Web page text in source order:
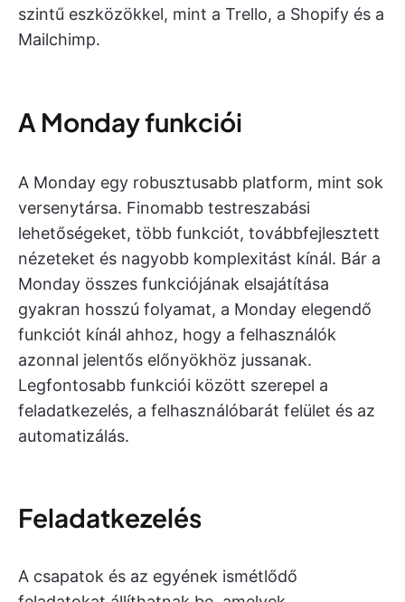
szintű eszközökkel, mint a Trello, a Shopify és a
Mailchimp.
A Monday funkciói
A Monday egy robusztusabb platform, mint sok
versenytársa. Finomabb testreszabási
lehetőségeket, több funkciót, továbbfejlesztett
nézeteket és nagyobb komplexitást kínál. Bár a
Monday összes funkciójának elsajátítása
gyakran hosszú folyamat, a Monday elegendő
funkciót kínál ahhoz, hogy a felhasználók
azonnal jelentős előnyökhöz jussanak.
Legfontosabb funkciói között szerepel a
feladatkezelés, a felhasználóbarát felület és az
automatizálás.
Feladatkezelés
A csapatok és az egyének ismétlődő